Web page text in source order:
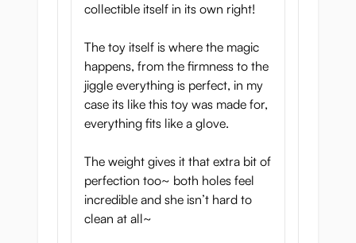
collectible itself in its own right!
The toy itself is where the magic
happens, from the firmness to the
jiggle everything is perfect, in my
case its like this toy was made for,
everything fits like a glove.
The weight gives it that extra bit of
perfection too~ both holes feel
incredible and she isn’t hard to
clean at all~